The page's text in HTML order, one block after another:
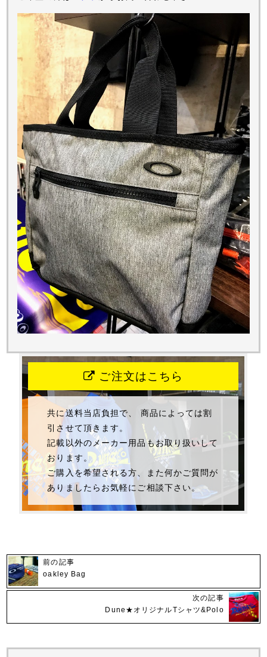
ご注文はこちら
共に送料当店負担で、 商品によっては割
引させて頂きます。
記載以外のメーカー用品もお取り扱いして
おります。
ご購入を希望される方、また何かご質問が
ありましたらお気軽にご相談下さい。
前の記事
oakley Bag
次の記事
Dune★オリジナルTシャツ&Polo